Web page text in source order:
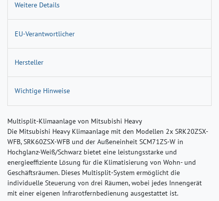
Weitere Details
EU-Verantwortlicher
Hersteller
Wichtige Hinweise
Multisplit-Klimaanlage von Mitsubishi Heavy
Die Mitsubishi Heavy Klimaanlage mit den Modellen 2x SRK20ZSX-
WFB, SRK60ZSX-WFB und der Außeneinheit SCM71ZS-W in
Hochglanz-Weiß/Schwarz bietet eine leistungsstarke und
energieeffiziente Lösung für die Klimatisierung von Wohn- und
Geschäftsräumen. Dieses Multisplit-System ermöglicht die
individuelle Steuerung von drei Räumen, wobei jedes Innengerät
mit einer eigenen Infrarotfernbedienung ausgestattet ist.